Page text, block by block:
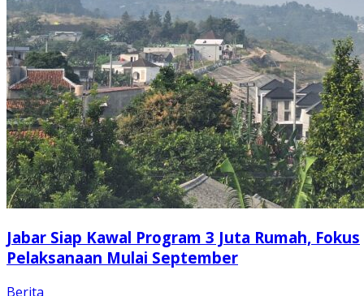
Jabar Siap Kawal Program 3 Juta Rumah, Fokus
Pelaksanaan Mulai September
Berita